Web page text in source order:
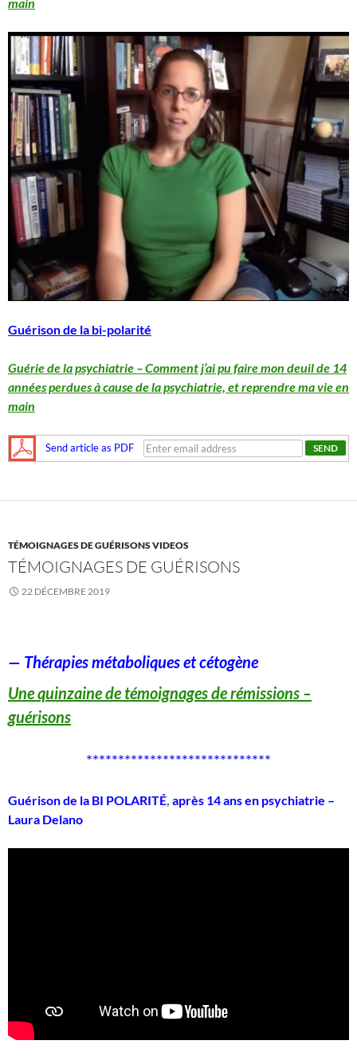
Guérison de la bi-polarité
Guérie de la psychiatrie – Comment j’ai pu faire mon deuil de 14
années perdues à cause de la psychiatrie, et reprendre ma vie en
main
Send article as PDF
TÉMOIGNAGES DE GUÉRISONS VIDEOS
TÉMOIGNAGES DE GUÉRISONS
22 DÉCEMBRE 2019
— Thérapies métaboliques et cétogène
Une quinzaine de témoignages de rémissions –
guérisons
*****************************
Guérison de la BI POLARITÉ, après 14 ans en psychiatrie –
Laura Delano